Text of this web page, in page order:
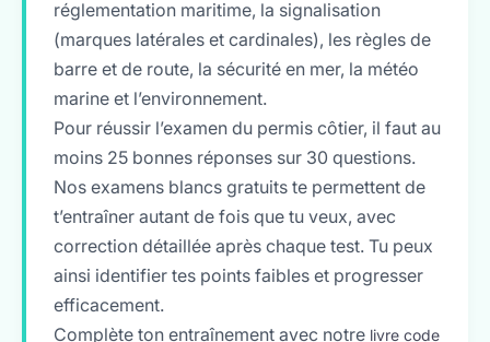
réglementation maritime, la signalisation
(marques latérales et cardinales), les règles de
barre et de route, la sécurité en mer, la météo
marine et l’environnement.
Pour réussir l’examen du permis côtier, il faut au
moins 25 bonnes réponses sur 30 questions.
Nos examens blancs gratuits te permettent de
t’entraîner autant de fois que tu veux, avec
correction détaillée après chaque test. Tu peux
ainsi identifier tes points faibles et progresser
efficacement.
Complète ton entraînement avec notre livre code